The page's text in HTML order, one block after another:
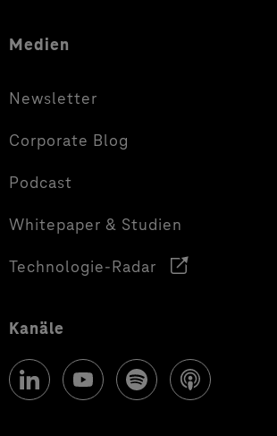
Medien
Newsletter
Corporate Blog
Podcast
Whitepaper & Studien
Technologie-Radar
Kanäle